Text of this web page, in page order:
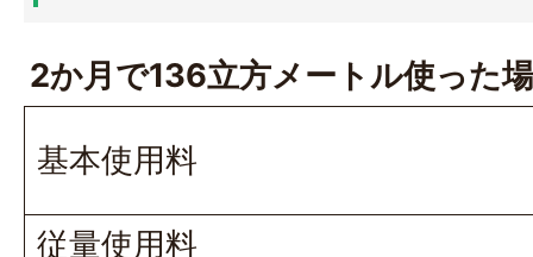
2か月で136立方メートル使った
基本使用料
従量使用料